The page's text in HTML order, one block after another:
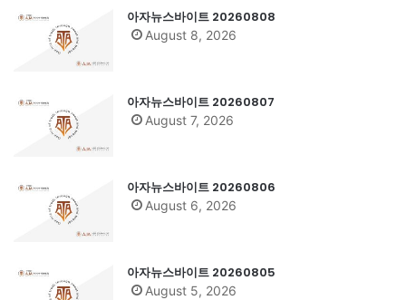
아자뉴스바이트 20260808
August 8, 2026
아자뉴스바이트 20260807
August 7, 2026
아자뉴스바이트 20260806
August 6, 2026
아자뉴스바이트 20260805
August 5, 2026